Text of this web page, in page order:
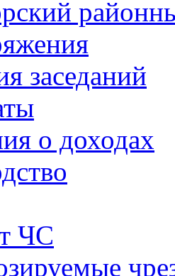
заседаний
о доходах
ЧС